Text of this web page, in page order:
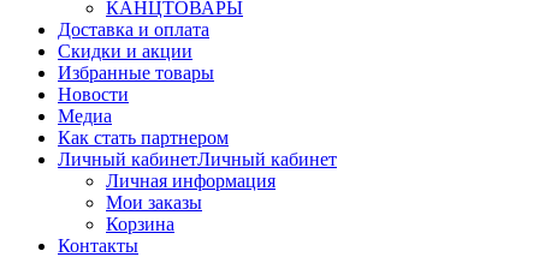
КАНЦТОВАРЫ
Доставка и оплата
Скидки и акции
Избранные товары
Новости
Медиа
Как стать партнером
Личный кабинетЛичный кабинет
Личная информация
Мои заказы
Корзина
Контакты